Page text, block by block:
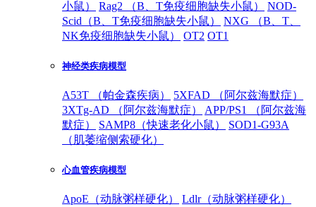
小鼠）
Rag2 （B、T免疫细胞缺失小鼠）
NOD-
Scid（B、T免疫细胞缺失小鼠）
NXG （B、T、
NK免疫细胞缺失小鼠）
OT2 OT1
神经类疾病模型
A53T （帕金森疾病）
5XFAD （阿尔兹海默症）
3XTg-AD （阿尔兹海默症）
APP/PS1 （阿尔兹海
默症）
SAMP8（快速老化小鼠）
SOD1-G93A
（肌萎缩侧索硬化）
心血管疾病模型
ApoE（动脉粥样硬化）
Ldlr（动脉粥样硬化）